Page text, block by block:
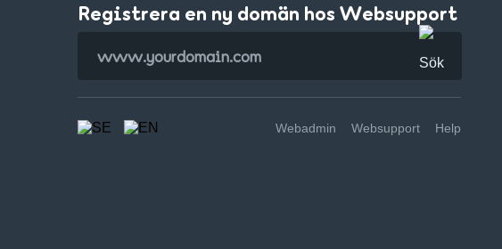
Registrera en ny domän hos Websupport
Webadmin Websupport Help